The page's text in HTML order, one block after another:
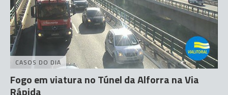
CASOS DO DIA
Fogo em viatura no Túnel da Alforra na Via
Rápida